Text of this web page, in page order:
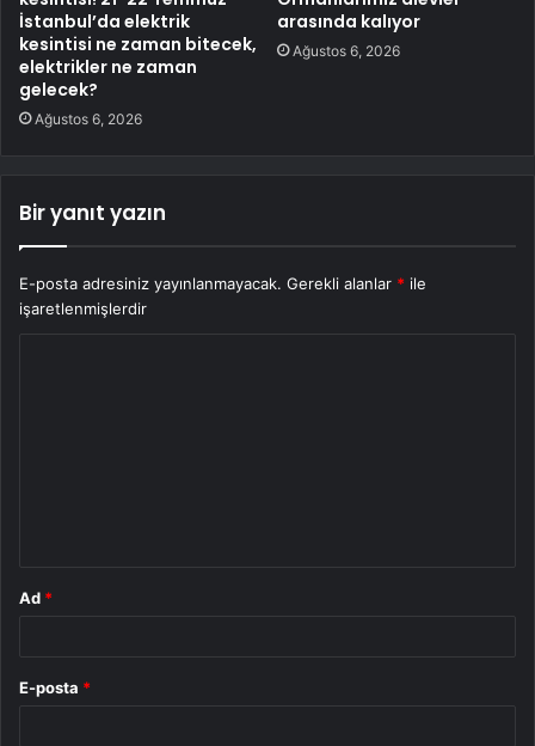
İstanbul’da elektrik
kesintisi ne zaman bitecek,
elektrikler ne zaman
gelecek?
Ağustos 6, 2026
arasında kalıyor
Ağustos 6, 2026
Bir yanıt yazın
E-posta adresiniz yayınlanmayacak. Gerekli alanlar * ile
işaretlenmişlerdir
Ad *
E-posta *